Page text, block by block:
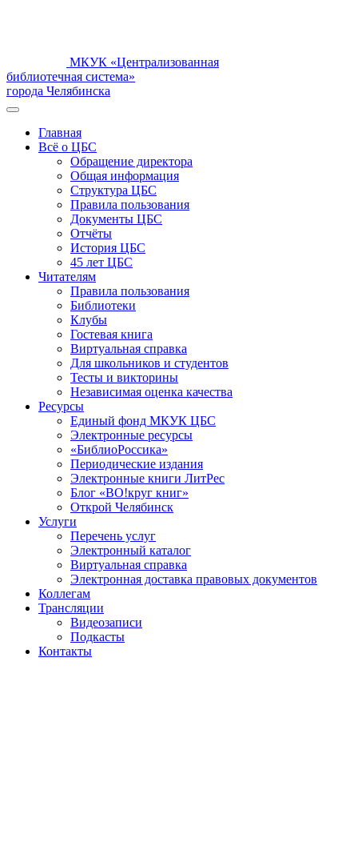
МКУК «Централизованная
библиотечная система»
города Челябинска
Главная
Всё о ЦБС
Обращение директора
Общая информация
Структура ЦБС
Правила пользования
Документы ЦБС
Отчёты
История ЦБС
45 лет ЦБС
Читателям
Правила пользования
Библиотеки
Клубы
Гостевая книга
Виртуальная справка
Для школьников и студентов
Тесты и викторины
Независимая оценка качества
Ресурсы
Единый фонд МКУК ЦБС
Электронные ресурсы
«БиблиоРоссика»
Периодические издания
Электронные книги ЛитРес
Блог «ВО!круг книг»
Открой Челябинск
Услуги
Перечень услуг
Электронный каталог
Виртуальная справка
Электронная доставка правовых документов
Коллегам
Трансляции
Видеозаписи
Подкасты
Контакты